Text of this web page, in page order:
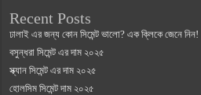
Recent Posts
ঢালাই এর জন্য কোন সিমেন্ট ভালো? এক ক্লিকে জেনে নিন!
বসুন্ধরা সিমেন্ট এর দাম ২০২৫
স্ক্যান সিমেন্ট এর দাম ২০২৫
হোলসিম সিমেন্ট দাম ২০২৫